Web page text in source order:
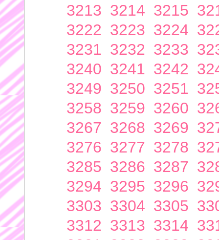
3213 3214 3215
3222 3223 3224
3231 3232 3233
3240 3241 3242
3249 3250 3251
3258 3259 3260
3267 3268 3269
3276 3277 3278
3285 3286 3287
3294 3295 3296
3303 3304 3305
3312 3313 3314